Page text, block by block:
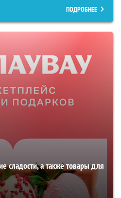
ПОДРОБНЕЕ
сладости, а также товары для